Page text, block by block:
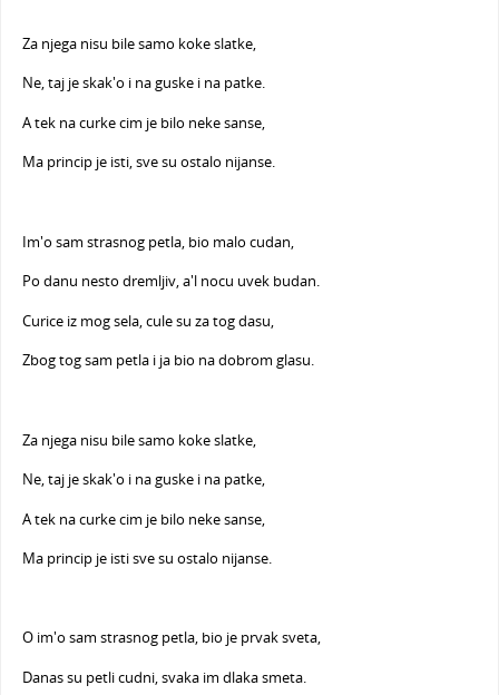
Za njega nisu bile samo koke slatke,
Ne, taj je skak'o i na guske i na patke.
A tek na curke cim je bilo neke sanse,
Ma princip je isti, sve su ostalo nijanse.
Im'o sam strasnog petla, bio malo cudan,
Po danu nesto dremljiv, a'l nocu uvek budan.
Curice iz mog sela, cule su za tog dasu,
Zbog tog sam petla i ja bio na dobrom glasu.
Za njega nisu bile samo koke slatke,
Ne, taj je skak'o i na guske i na patke,
A tek na curke cim je bilo neke sanse,
Ma princip je isti sve su ostalo nijanse.
O im'o sam strasnog petla, bio je prvak sveta,
Danas su petli cudni, svaka im dlaka smeta.